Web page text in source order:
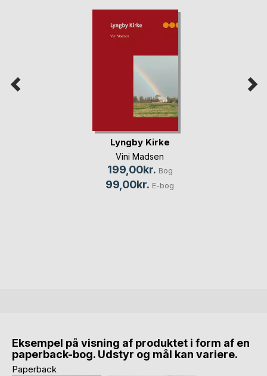
Lyngby Kirke
Vini Madsen
199,00kr. Bog
99,00kr. E-bog
Eksempel på visning af produktet i form af en
paperback-bog. Udstyr og mål kan variere.
Paperback